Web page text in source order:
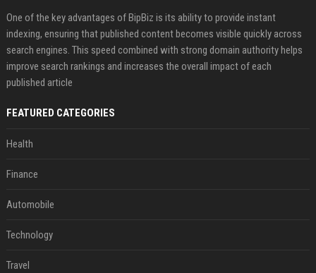
One of the key advantages of BipBiz is its ability to provide instant
indexing, ensuring that published content becomes visible quickly across
search engines. This speed combined with strong domain authority helps
improve search rankings and increases the overall impact of each
published article
FEATURED CATEGORIES
Health
Finance
Automobile
Technology
Travel